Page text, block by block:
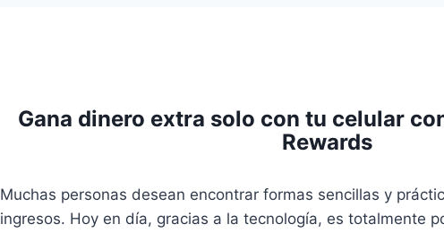
Gana dinero extra solo con tu celular
Rewards
Muchas personas desean encontrar formas sencillas y
ingresos. Hoy en día, gracias a la tecnología, es totalmente